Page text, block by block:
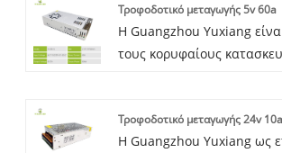
Τροφοδοτικό μεταγωγής 5v 60a
Η Guangzhou Yuxiang
τους κορυφαίους
συσσωρεύσει πολυετή
έρευνα και ανάπτυξη
Τροφοδοτικό μεταγωγής 24v 10a
Η Guangzhou Yuxiang ως